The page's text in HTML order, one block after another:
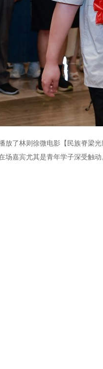
放了林则徐微电影【民族脊梁
场嘉宾尤其是青年学子深受触动